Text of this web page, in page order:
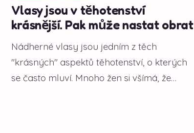
Vlasy jsou v těhotenství
krásnější. Pak může nastat obrat
Nádherné vlasy jsou jedním z těch
"krásných" aspektů těhotenství, o kterých
se často mluví. Mnoho žen si všímá, že